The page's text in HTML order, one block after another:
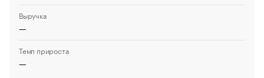
Выручка
—
Темп прироста
—